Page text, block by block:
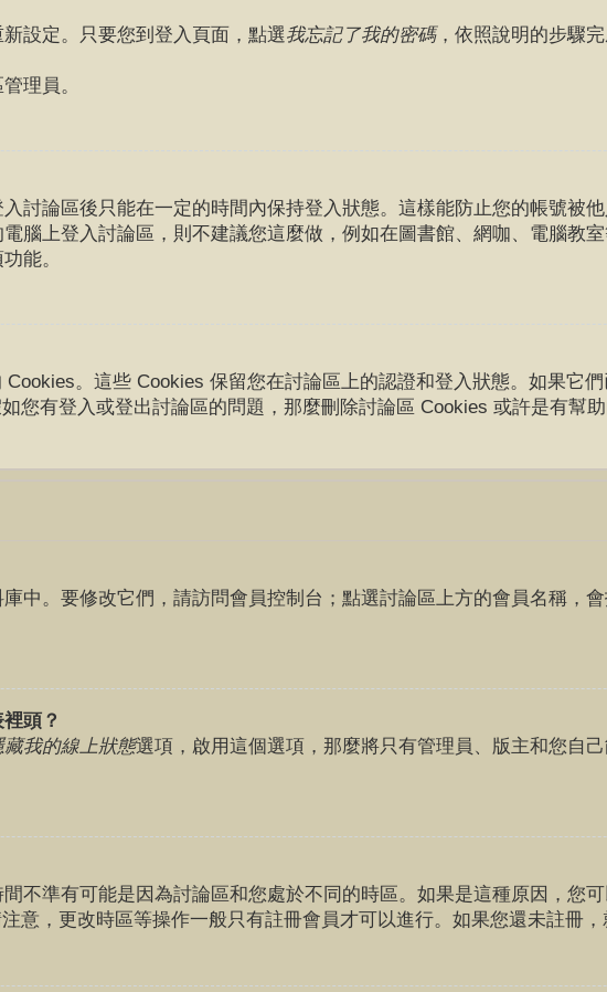
設定。只要您到登入頁面，點選我忘記了我的密碼，依照說明的步驟
理員。
討論區後只能在一定的時間內保持登入狀態。這樣能防止您的帳號被
腦上登入討論區，則不建議您這麼做，例如在圖書館、網咖、電腦教
能。
Cookies。這些 Cookies 保留您在討論區上的認證和登入狀態。如果它
您有登入或登出討論區的問題，那麼刪除討論區 Cookies 或許是有幫助
中。要修改它們，請訪問會員控制台；點選討論區上方的會員名稱，
頭？
藏我的線上狀態選項，啟用這個選項，那麼將只有管理員、版主和您自
不準有可能是因為討論區和您處於不同的時區。如果是這種原因，您
意，更改時區等操作一般只有註冊會員才可以進行。如果您還未註冊，